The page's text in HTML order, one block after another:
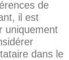
de
il est
uniquement
dans le